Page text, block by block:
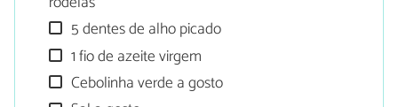
5 dentes de alho picado
1 fio de azeite virgem
Cebolinha verde a gosto